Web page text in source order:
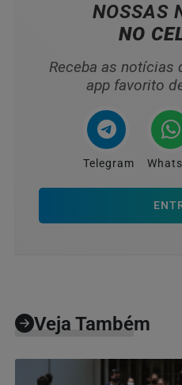
NOSSAS
NO
Receba as notícias
app favorito
Telegram
Veja Também